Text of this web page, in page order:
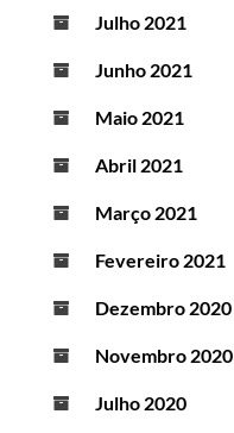
Julho 2021
Junho 2021
Maio 2021
Abril 2021
Março 2021
Fevereiro 2021
Dezembro 2020
Novembro 2020
Julho 2020